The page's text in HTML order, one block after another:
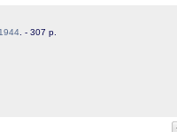
1944 . - 307 p.